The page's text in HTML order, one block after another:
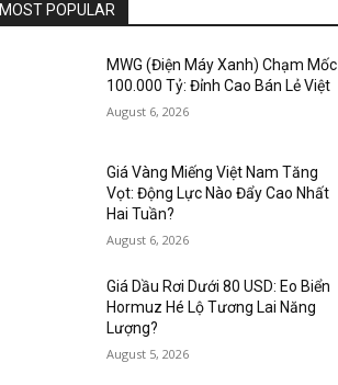
MOST POPULAR
MWG (Điện Máy Xanh) Chạm Mốc
100.000 Tỷ: Đỉnh Cao Bán Lẻ Việt
August 6, 2026
Giá Vàng Miếng Việt Nam Tăng
Vọt: Động Lực Nào Đẩy Cao Nhất
Hai Tuần?
August 6, 2026
Giá Dầu Rơi Dưới 80 USD: Eo Biển
Hormuz Hé Lộ Tương Lai Năng
Lượng?
August 5, 2026